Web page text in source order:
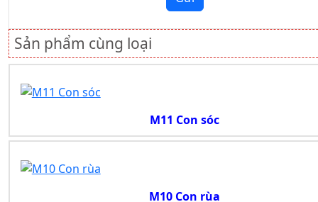
Sản phẩm cùng loại
M11 Con sóc
M10 Con rùa